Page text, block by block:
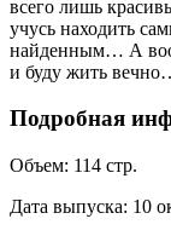
всего лишь
учусь находить
найденным… А
и буду жить
Подробная
Объем: 114 стр.
Дата выпуска: 10